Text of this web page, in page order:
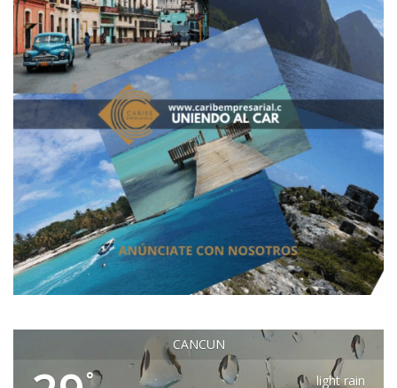
CANCUN
°
light rain